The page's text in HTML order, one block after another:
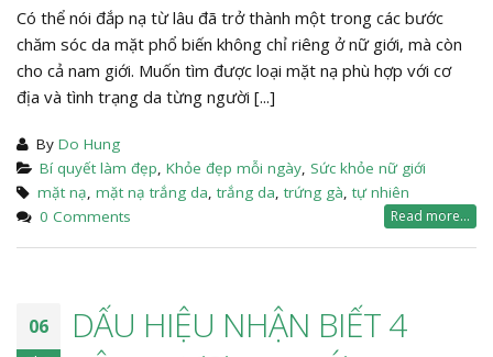
Có thể nói đắp nạ từ lâu đã trở thành một trong các bước
chăm sóc da mặt phổ biến không chỉ riêng ở nữ giới, mà còn
cho cả nam giới. Muốn tìm được loại mặt nạ phù hợp với cơ
địa và tình trạng da từng người [...]
By Do Hung
Bí quyết làm đẹp, Khỏe đẹp mỗi ngày, Sức khỏe nữ giới
mặt nạ, mặt nạ trắng da, trắng da, trứng gà, tự nhiên
0 Comments
Read more...
06
DẤU HIỆU NHẬN BIẾT 4